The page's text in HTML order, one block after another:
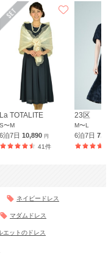
La TOTALITE
S〜M
6泊7日 10,890 円
41件
23区
M〜L
6泊7日
ネイビードレス
マダムドレス
エットのドレス